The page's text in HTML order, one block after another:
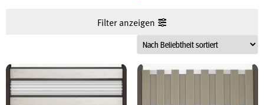
Böden
Türen
Filter anzeigen